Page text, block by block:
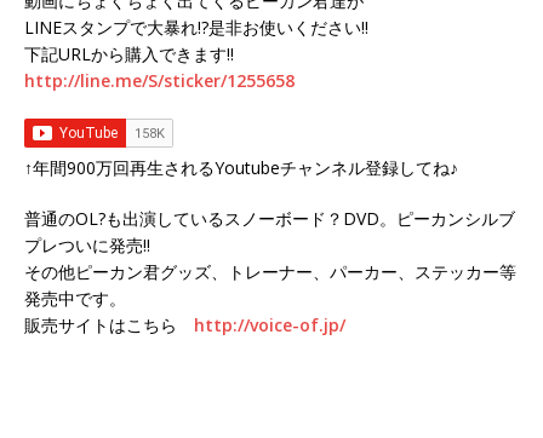
LINEスタンプで大暴れ!?是非お使いください!!
下記URLから購入できます!!
http://line.me/S/sticker/1255658
↑年間900万回再生されるYoutubeチャンネル登録してね♪
普通のOL?も出演しているスノーボード？DVD。ピーカンシルブ
プレついに発売!!
その他ピーカン君グッズ、トレーナー、パーカー、ステッカー等
発売中です。
販売サイトはこちら http://voice-of.jp/